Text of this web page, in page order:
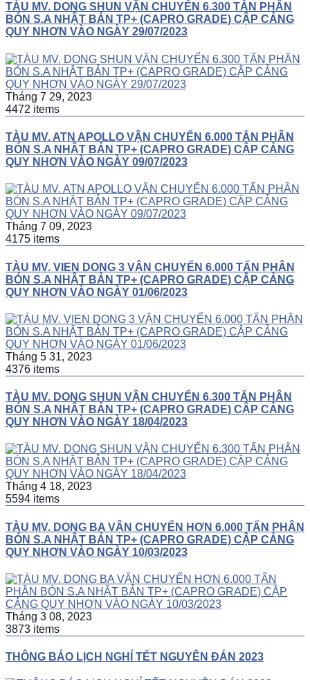
TÀU MV. DONG SHUN VẬN CHUYỂN 6.300 TẤN PHÂN
BÓN S.A NHẬT BẢN TP+ (CAPRO GRADE) CẬP CẢNG
QUY NHƠN VÀO NGÀY 29/07/2023
Tháng 7 29, 2023
4472 items
TÀU MV. ATN APOLLO VẬN CHUYỂN 6.000 TẤN PHÂN
BÓN S.A NHẬT BẢN TP+ (CAPRO GRADE) CẬP CẢNG
QUY NHƠN VÀO NGÀY 09/07/2023
Tháng 7 09, 2023
4175 items
TÀU MV. VIEN DONG 3 VẬN CHUYỂN 6.000 TẤN PHÂN
BÓN S.A NHẬT BẢN TP+ (CAPRO GRADE) CẬP CẢNG
QUY NHƠN VÀO NGÀY 01/06/2023
Tháng 5 31, 2023
4376 items
TÀU MV. DONG SHUN VẬN CHUYỂN 6.300 TẤN PHÂN
BÓN S.A NHẬT BẢN TP+ (CAPRO GRADE) CẬP CẢNG
QUY NHƠN VÀO NGÀY 18/04/2023
Tháng 4 18, 2023
5594 items
TÀU MV. DONG BA VẬN CHUYỂN HƠN 6.000 TẤN PHÂN
BÓN S.A NHẬT BẢN TP+ (CAPRO GRADE) CẬP CẢNG
QUY NHƠN VÀO NGÀY 10/03/2023
Tháng 3 08, 2023
3873 items
THÔNG BÁO LỊCH NGHỈ TẾT NGUYÊN ĐÁN 2023